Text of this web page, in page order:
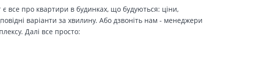
все про квартири в будинках, що будуються: ціни,
варіанти за хвилину. Або дзвоніть нам - менеджери
Далі все просто: